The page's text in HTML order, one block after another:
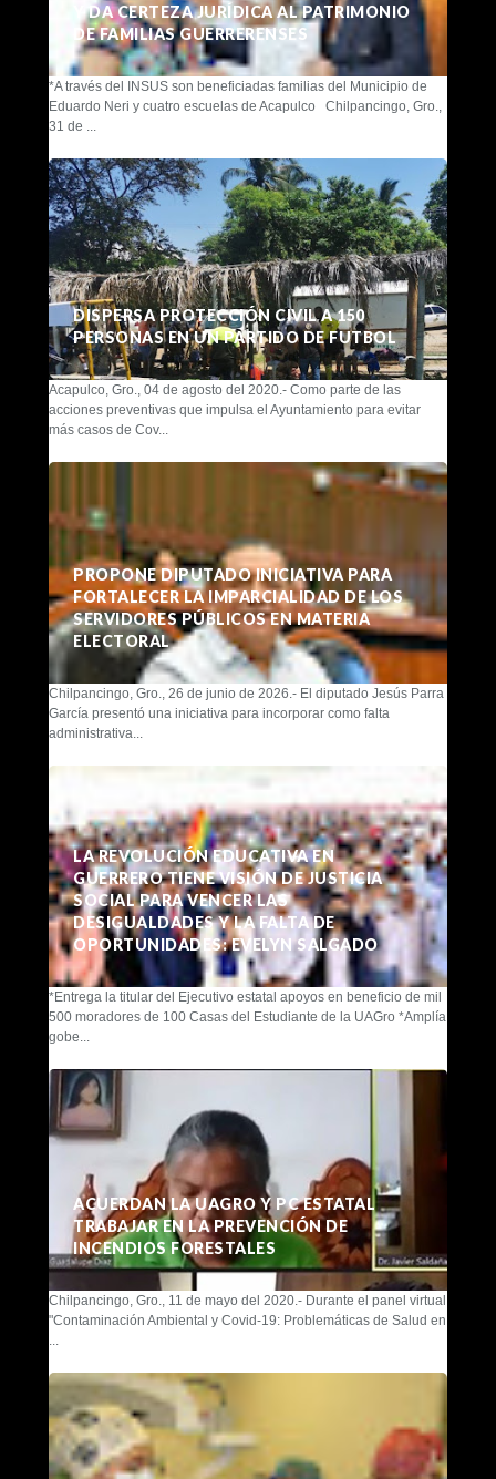
Y DA CERTEZA JURÍDICA AL PATRIMONIO
DE FAMILIAS GUERRERENSES
*A través del INSUS son beneficiadas familias del Municipio de
Eduardo Neri y cuatro escuelas de Acapulco Chilpancingo, Gro.,
31 de ...
DISPERSA PROTECCIÓN CIVIL A 150
PERSONAS EN UN PARTIDO DE FUTBOL
Acapulco, Gro., 04 de agosto del 2020.- Como parte de las
acciones preventivas que impulsa el Ayuntamiento para evitar
más casos de Cov...
PROPONE DIPUTADO INICIATIVA PARA
FORTALECER LA IMPARCIALIDAD DE LOS
SERVIDORES PÚBLICOS EN MATERIA
ELECTORAL
Chilpancingo, Gro., 26 de junio de 2026.- El diputado Jesús Parra
García presentó una iniciativa para incorporar como falta
administrativa...
LA REVOLUCIÓN EDUCATIVA EN
GUERRERO TIENE VISIÓN DE JUSTICIA
SOCIAL PARA VENCER LAS
DESIGUALDADES Y LA FALTA DE
OPORTUNIDADES: EVELYN SALGADO
*Entrega la titular del Ejecutivo estatal apoyos en beneficio de mil
500 moradores de 100 Casas del Estudiante de la UAGro *Amplía
gobe...
ACUERDAN LA UAGRO Y PC ESTATAL
TRABAJAR EN LA PREVENCIÓN DE
INCENDIOS FORESTALES
Chilpancingo, Gro., 11 de mayo del 2020.- Durante el panel virtual
"Contaminación Ambiental y Covid-19: Problemáticas de Salud en